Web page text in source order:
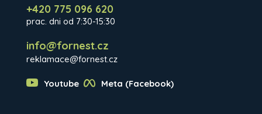
+420 775 096 620
prac. dni od 7:30-15:30
info@fornest.cz
reklamace@fornest.cz
Youtube Meta (Facebook)